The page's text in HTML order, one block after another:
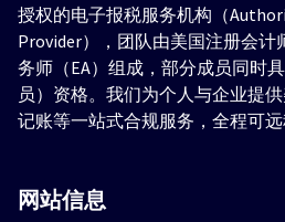
授权的电子报税服务机构（
Provider），团队由美国注册会计
务师（EA）组成，部分成员同时
员）资格。我们为个人与企业提
记账等一站式合规服务，全程可远
网站信息